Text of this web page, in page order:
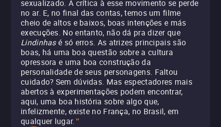
sexualizado. A crítica à esse movimento se perde
no ar. E, no final das contas, temos um filme
cheio de altos e baixos, boas intenções e más
execuções. No entanto, não dá pra dizer que
Lindinhasé só erros. As atrizes principais são
boas, há uma boa questão sobre a cultura
opressora e uma boa construção da
personalidade de seus personagens. Faltou
cuidado? Sem dúvidas. Mas espectadores mais
abertos à experimentações podem encontrar,
aqui, uma boa história sobre algo que,
infelizmente, existe no França, no Brasil, em
qualquer lugar. "